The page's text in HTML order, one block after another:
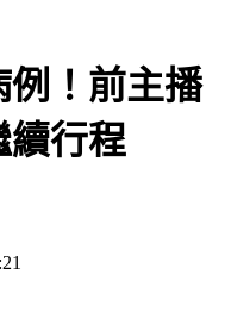
！前主播
續行程